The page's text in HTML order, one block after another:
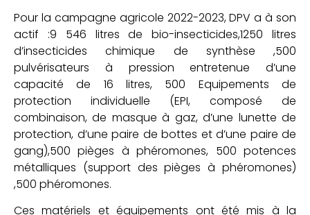
Pour la campagne agricole 2022-2023, DPV a à son
actif :9 546 litres de bio-insecticides,1250 litres
d’insecticides chimique de synthèse ,500
pulvérisateurs à pression entretenue d’une
capacité de 16 litres, 500 Equipements de
protection individuelle (EPI, composé de
combinaison, de masque à gaz, d’une lunette de
protection, d’une paire de bottes et d’une paire de
gang),500 pièges à phéromones, 500 potences
métalliques (support des pièges à phéromones)
,500 phéromones.
Ces matériels et équipements ont été mis à la